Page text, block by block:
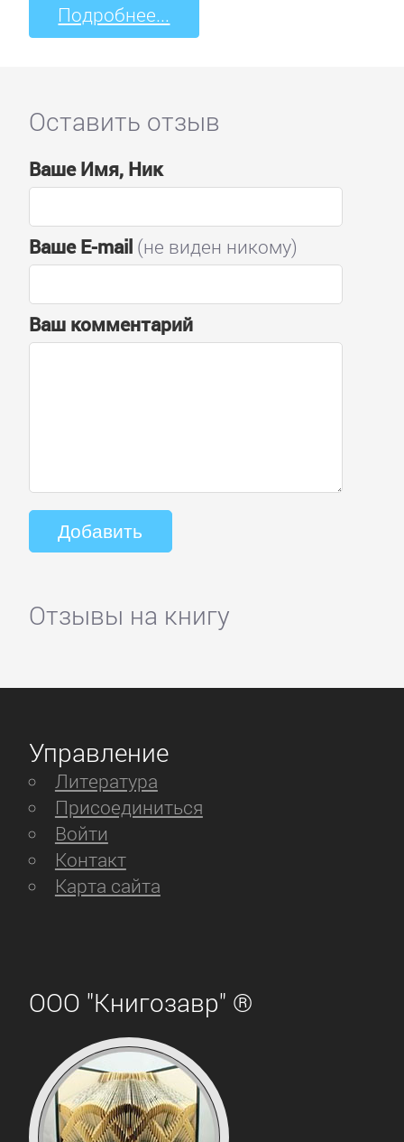
Подробнее...
Оставить отзыв
Ваше Имя, Ник
Ваше E-mail(не виден никому)
Ваш комментарий
Отзывы на книгу
Управление
Литература
Присоединиться
Войти
Контакт
Карта сайта
ООО "Книгозавр" ®